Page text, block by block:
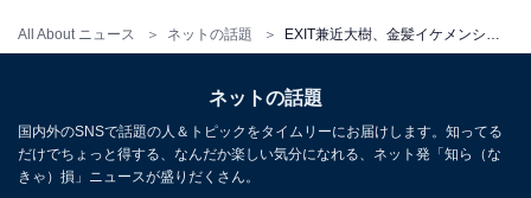
All About ニュース ネットの話題
ネットの話題
国内外のSNSで話題の人＆トピックをタイムリーにお届けします。知ってる
だけでちょっと得する、なんだか楽しい気分になれる、ネット発「知ら（な
きゃ）損」ニュースが盛りだくさん。